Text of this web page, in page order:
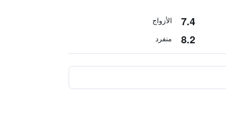
7.4 الأزواج
8.2 منفرد